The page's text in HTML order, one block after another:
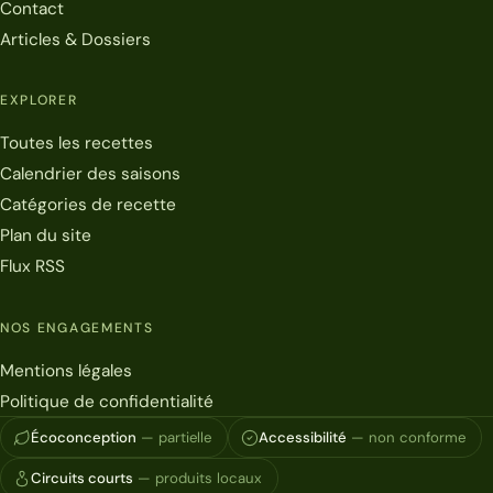
Contact
Articles & Dossiers
EXPLORER
Toutes les recettes
Calendrier des saisons
Catégories de recette
Plan du site
Flux RSS
NOS ENGAGEMENTS
Mentions légales
Politique de confidentialité
Écoconception — partielle Accessibilité — non conforme
Circuits courts — produits locaux